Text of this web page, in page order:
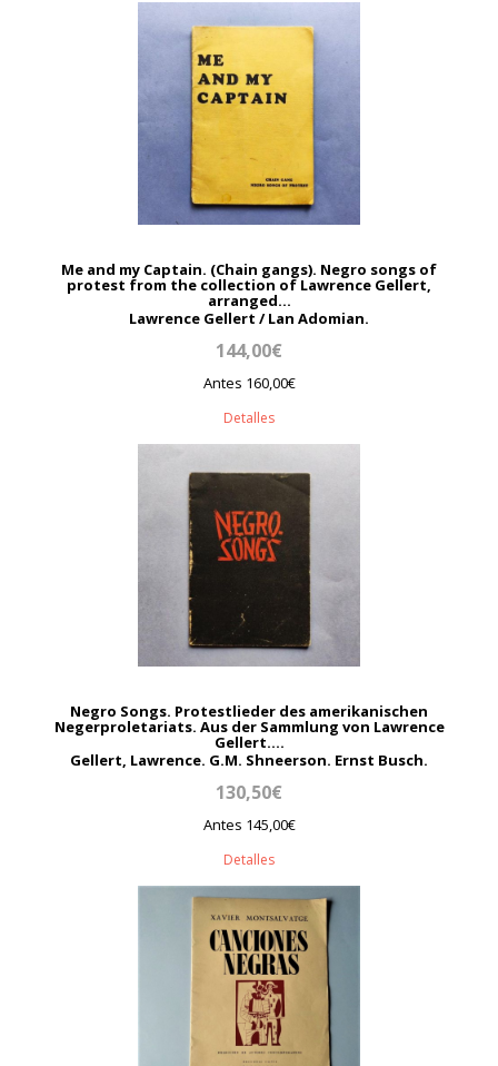
Me and my Captain. (Chain gangs). Negro songs of
protest from the collection of Lawrence Gellert,
arranged...
Lawrence Gellert / Lan Adomian.
144,00€
Antes 160,00€
Detalles
Negro Songs. Protestlieder des amerikanischen
Negerproletariats. Aus der Sammlung von Lawrence
Gellert....
Gellert, Lawrence. G.M. Shneerson. Ernst Busch.
130,50€
Antes 145,00€
Detalles